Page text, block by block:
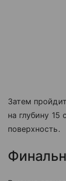
Затем
на глубину
поверхность.